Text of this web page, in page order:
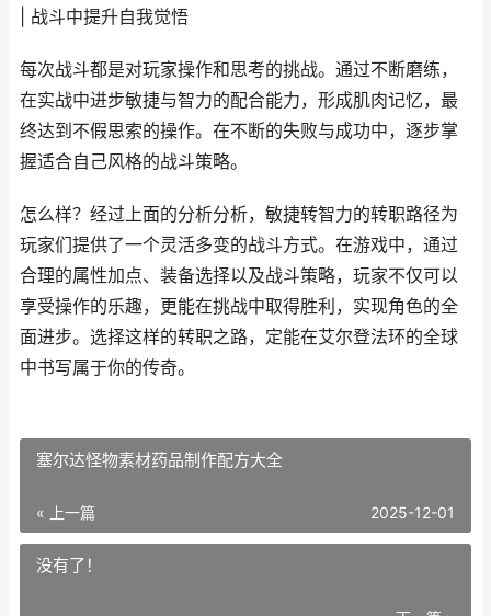
| 战斗中提升自我觉悟
每次战斗都是对玩家操作和思考的挑战。通过不断磨练，
在实战中进步敏捷与智力的配合能力，形成肌肉记忆，最
终达到不假思索的操作。在不断的失败与成功中，逐步掌
握适合自己风格的战斗策略。
怎么样？经过上面的分析分析，敏捷转智力的转职路径为
玩家们提供了一个灵活多变的战斗方式。在游戏中，通过
合理的属性加点、装备选择以及战斗策略，玩家不仅可以
享受操作的乐趣，更能在挑战中取得胜利，实现角色的全
面进步。选择这样的转职之路，定能在艾尔登法环的全球
中书写属于你的传奇。
塞尔达怪物素材药品制作配方大全
« 上一篇 2025-12-01
没有了！